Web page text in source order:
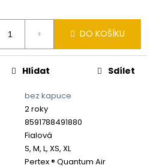
DO KOŠÍKU
bez kapuce
2 roky
8591788491880
Fialová
S, M, L, XS, XL
Pertex ® Quantum Air
Hlídat Sdílet